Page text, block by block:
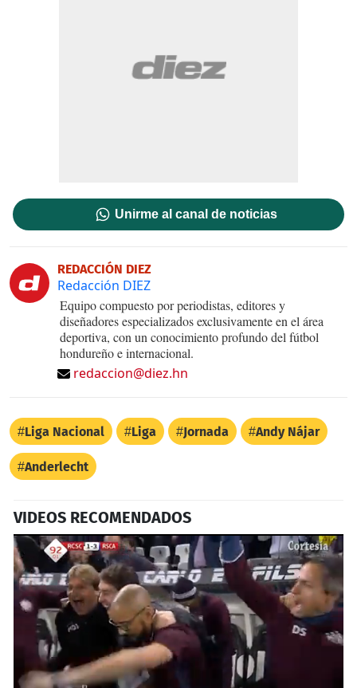
Unirme al canal de noticias
REDACCIÓN DIEZ
Redacción DIEZ
Equipo compuesto por periodistas, editores y
diseñadores especializados exclusivamente en el área
deportiva, con un conocimiento profundo del fútbol
hondureño e internacional.
redaccion@diez.hn
Liga Nacional Liga Jornada Andy Nájar
Anderlecht
VIDEOS RECOMENDADOS